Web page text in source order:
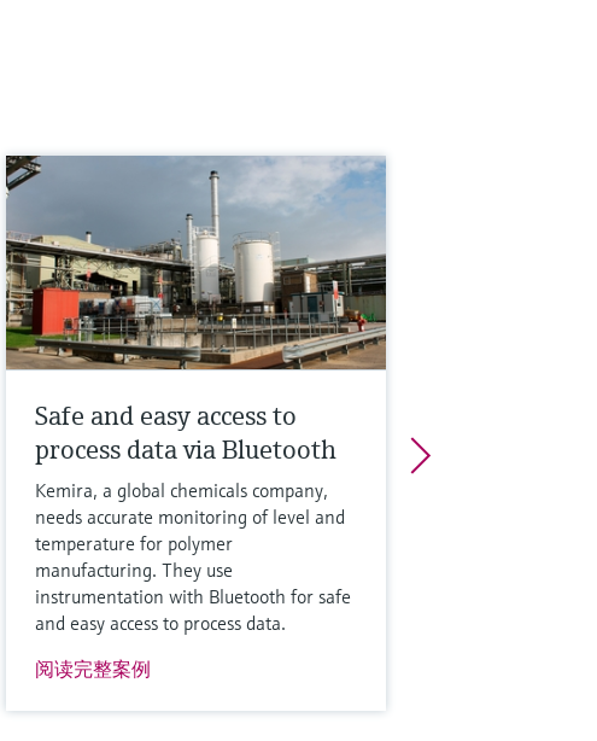
Safe and easy access to
process data via Bluetooth
Kemira, a global chemicals company,
needs accurate monitoring of level and
temperature for polymer
manufacturing. They use
instrumentation with Bluetooth for safe
and easy access to process data.
阅读完整案例